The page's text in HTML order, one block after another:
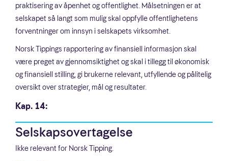
praktisering av åpenhet og offentlighet. Målsetningen er at
selskapet så langt som mulig skal oppfylle offentlighetens
forventninger om innsyn i selskapets virksomhet.
Norsk Tippings rapportering av finansiell informasjon skal
være preget av gjennomsiktighet og skal i tillegg til økonomisk
og finansiell stilling, gi brukerne relevant, utfyllende og pålitelig
oversikt over strategier, mål og resultater.
Kap. 14:
Selskapsovertagelse
Ikke relevant for Norsk Tipping.